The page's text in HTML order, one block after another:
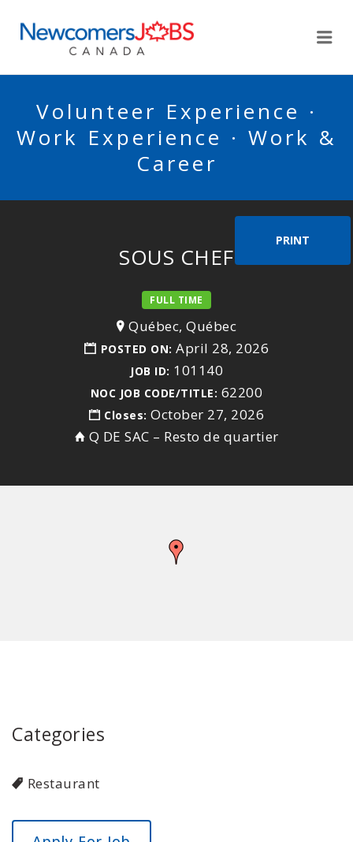
Volunteer Experience ·
Work Experience · Work &
Career
PRINT
SOUS CHEF
FULL TIME
Québec, Québec
POSTED ON: April 28, 2026
JOB ID: 101140
NOC JOB CODE/TITLE: 62200
Closes: October 27, 2026
Q DE SAC – Resto de quartier
Categories
Restaurant